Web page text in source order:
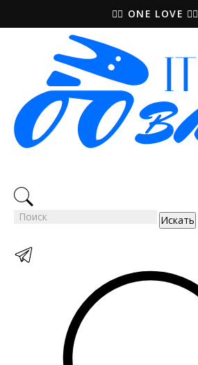
🚵‍♀️ ONE LOVE 🚴‍♀️
Искать